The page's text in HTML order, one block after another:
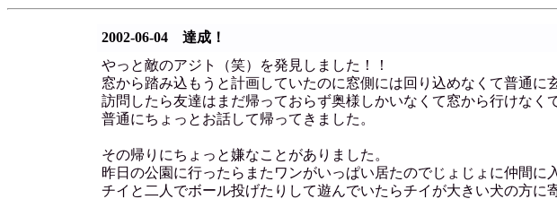
2002-06-04 達成！
やっと敵のアジト（笑）を発見しました！！
窓から踏み込もうと計画していたのに窓側には回り込めなくて普通に
訪問したら友達はまだ帰っておらず奥様しかいなくて窓から行けなく
普通にちょっとお話して帰ってきました。
その帰りにちょっと嫌なことがありました。
昨日の公園に行ったらまたワンがいっぱい居たのでじょじょに仲間に
チイと二人でボール投げたりして遊んでいたらチイが大きい犬の方に